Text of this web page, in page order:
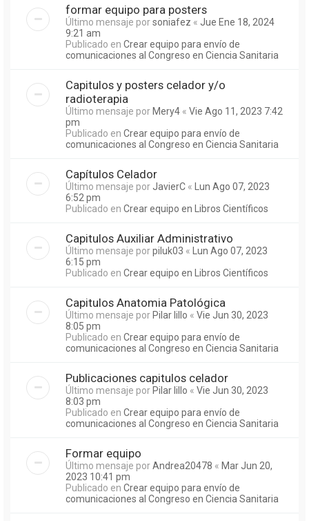
formar equipo para posters
Último mensaje porsoniafez « Jue Ene 18, 2024
9:21 am
Publicado en Crear equipo para envío de
comunicaciones al Congreso en Ciencia Sanitaria
Capitulos y posters celador y/o
radioterapia
Último mensaje por Mery4 « Vie Ago 11, 2023 7:42
pm
Publicado en Crear equipo para envío de
comunicaciones al Congreso en Ciencia Sanitaria
Capítulos Celador
Último mensaje por JavierC « Lun Ago 07, 2023
6:52 pm
Publicado en Crear equipo en Libros Científicos
Capitulos Auxiliar Administrativo
Último mensaje porpiluk03 « Lun Ago 07, 2023
6:15 pm
Publicado en Crear equipo en Libros Científicos
Capitulos Anatomia Patológica
Último mensaje por Pilar lillo « Vie Jun 30, 2023
8:05 pm
Publicado en Crear equipo para envío de
comunicaciones al Congreso en Ciencia Sanitaria
Publicaciones capitulos celador
Último mensaje por Pilar lillo « Vie Jun 30, 2023
8:03 pm
Publicado en Crear equipo para envío de
comunicaciones al Congreso en Ciencia Sanitaria
Formar equipo
Último mensaje porAndrea20478 « Mar Jun 20,
2023 10:41 pm
Publicado en Crear equipo para envío de
comunicaciones al Congreso en Ciencia Sanitaria